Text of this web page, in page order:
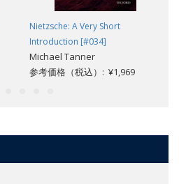
Nietzsche: A Very Short
Introduction [#034]
Michael Tanner
参考価格（税込）: ¥1,969